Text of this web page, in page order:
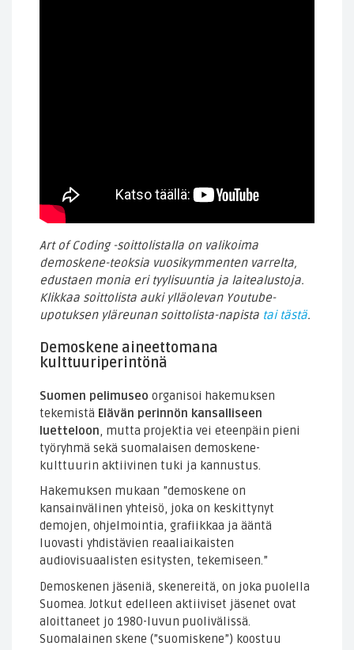
Art of Coding -soittolistalla on valikoima
demoskene-teoksia vuosikymmenten varrelta,
edustaen monia eri tyylisuuntia ja laitealustoja.
Klikkaa soittolista auki ylläolevan Youtube-
upotuksen yläreunan soittolista-napista tai tästä.
Demoskene aineettomana
kulttuuriperintönä
Suomen pelimuseo organisoi hakemuksen
tekemistä Elävän perinnön kansalliseen
luetteloon, mutta projektia vei eteenpäin pieni
työryhmä sekä suomalaisen demoskene-
kulttuurin aktiivinen tuki ja kannustus.
Hakemuksen mukaan ”demoskene on
kansainvälinen yhteisö, joka on keskittynyt
demojen, ohjelmointia, grafiikkaa ja ääntä
luovasti yhdistävien reaaliaikaisten
audiovisuaalisten esitysten, tekemiseen.”
Demoskenen jäseniä, skenereitä, on joka puolella
Suomea. Jotkut edelleen aktiiviset jäsenet ovat
aloittaneet jo 1980-luvun puolivälissä.
Suomalainen skene (”suomiskene”) koostuu